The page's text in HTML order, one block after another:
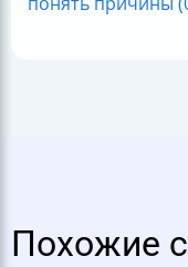
Похожие